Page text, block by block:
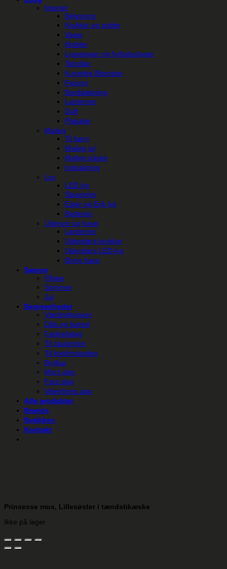
Interiør
Belysning
Krukker og potter
Vaser
Møbler
Lysestager og fyrfadsstager
Tekstiler
Kunstige Blomster
Figurer
Borddækning
Lanterner
Duft
Plakater
Maileg
Til børn
Maileg jul
Maileg påske
Indpakning
Lys
LED lys
Stearinlys
Ester og Erik lys
Batterier
Uderum og have
Lanterner
Udendørs krukker
Udendørs LED-lys
Øvrig have
Sæson
Påske
Sommer
Jul
Begivenheder
Værtindegaver
Dåb og barsel
Fødselsdag
Til studenten
Til konfirmanden
Bryllup
Mors dag
Fars dag
Valentines dag
Alle produkter
Brands
Butikken
Kontakt
Prinsesse mus, Lillesøster i tændstikæske
Ikke på lager